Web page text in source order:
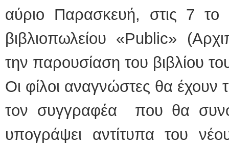
αύριο Παρασκευή, στις 7
βιβλιοπωλείου «Public»
την παρουσίαση του βιβλίου
Οι φίλοι αναγνώστες θα έχουν
τον συγγραφέα που θα
υπογράψει αντίτυπα του